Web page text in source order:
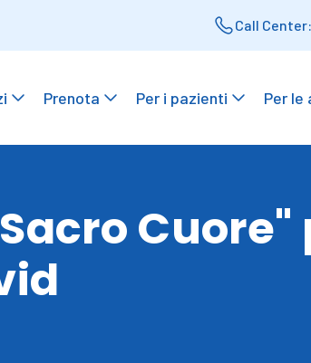
Call Center:
Prenota Per i pazienti Per le
Cuore"